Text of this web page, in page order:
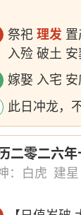
祭祀理发
入殓 破土 安
嫁娶 入宅
此日冲龙，
二零二六
：白虎 建